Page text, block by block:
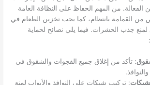
الفعالة. من المهم الحفاظ على النظافة العامة
من القمامة بانتظام، كما يجب تخزين الطعام في
لمنع جذب الحشرات. فيما يلي نصائح لحماية
: تأكد من إغلاق جميع الفجوات والشقوق في
: تركيب شبكات على النوافذ والأبواب لمنع